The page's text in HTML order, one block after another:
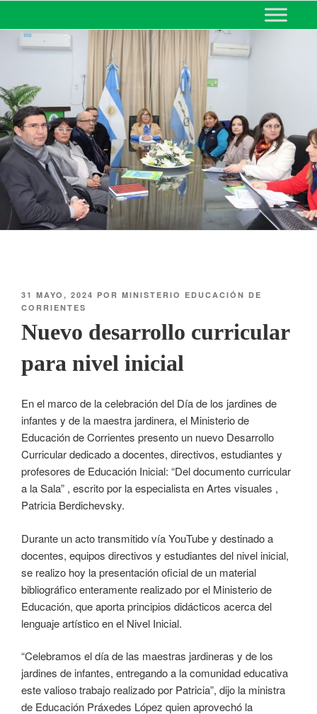
MINISTERIO DE EDUCACIÓN
DE CORRIENTES
31 MAYO, 2024 POR MINISTERIO EDUCACIÓN DE
CORRIENTES
Nuevo desarrollo curricular
para nivel inicial
En el marco de la celebración del Día de los jardines de
infantes y de la maestra jardinera, el Ministerio de
Educación de Corrientes presento un nuevo Desarrollo
Curricular dedicado a docentes, directivos, estudiantes y
profesores de Educación Inicial: “Del documento curricular
a la Sala” , escrito por la especialista en Artes visuales ,
Patricia Berdichevsky.
Durante un acto transmitido vía YouTube y destinado a
docentes, equipos directivos y estudiantes del nivel inicial,
se realizo hoy la presentación oficial de un material
bibliográfico enteramente realizado por el Ministerio de
Educación, que aporta principios didácticos acerca del
lenguaje artístico en el Nivel Inicial.
“Celebramos el día de las maestras jardineras y de los
jardines de infantes, entregando a la comunidad educativa
este valioso trabajo realizado por Patricia”, dijo la ministra
de Educación Práxedes López quien aprovechó la